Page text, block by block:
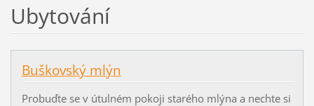
Ubytování
Buškovský mlýn
Probuďte se v útulném pokoji starého mlýna a nechte si